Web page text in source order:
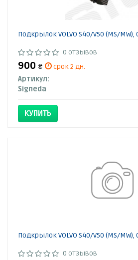
Подкрылок VOLVO S40/V50 (MS/MW),
0 отзывов
900 ₴
срок 2 дн.
Артикул:
Signeda
КУПИТЬ
Подкрылок VOLVO S40/V50 (MS/MW),
0 отзывов